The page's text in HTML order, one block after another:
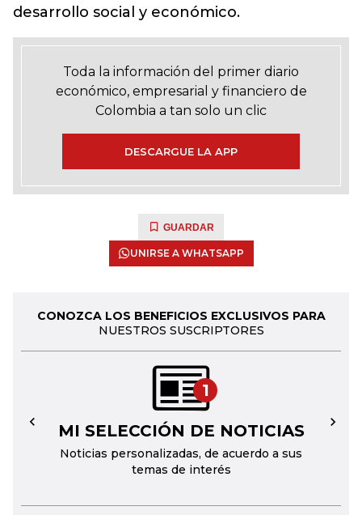
desarrollo social y económico.
Toda la información del primer diario
económico, empresarial y financiero de
Colombia a tan solo un clic
DESCARGUE LA APP
GUARDAR
UNIRSE A WHATSAPP
CONOZCA LOS BENEFICIOS EXCLUSIVOS PARA
NUESTROS SUSCRIPTORES
1
MI SELECCIÓN DE NOTICIAS
Noticias personalizadas, de acuerdo a sus
temas de interés
← →